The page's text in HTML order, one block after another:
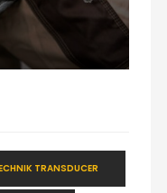
TRANSDUCER